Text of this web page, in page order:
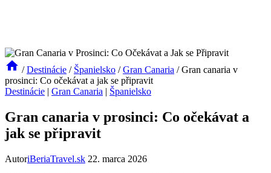
/ Destinácie / Španielsko / Gran Canaria / Gran canaria v
prosinci: Co očekávat a jak se připravit
Destinácie | Gran Canaria | Španielsko
Gran canaria v prosinci: Co očekávat a
jak se připravit
AutoriBeriaTravel.sk 22. marca 2026